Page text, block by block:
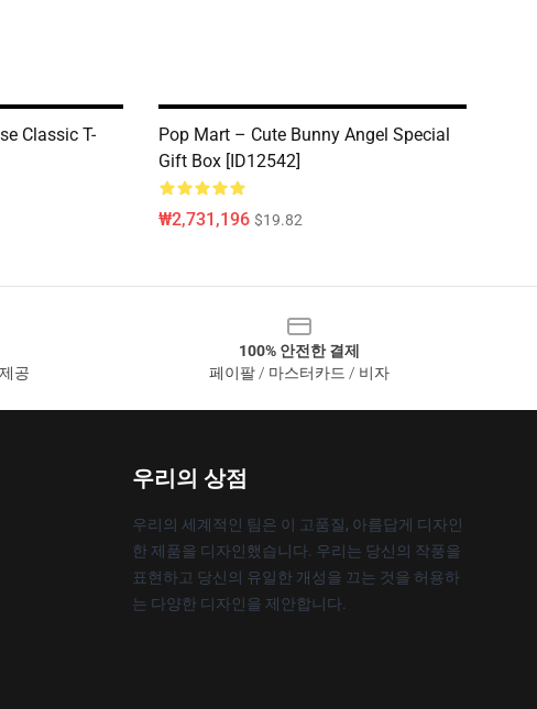
Classic T-
Pop Mart – Cute Bunny Angel Special
Gift Box [ID12542]
₩2,731,196 $19.82
공
100% 안전한 결제
페이팔 / 마스터카드 / 비자
우리의 상점
우리의 세계적인 팀은 이 고품질, 아름답게 디자인
한 제품을 디자인했습니다. 우리는 당신의 작풍을
표현하고 당신의 유일한 개성을 끄는 것을 허용하
는 다양한 디자인을 제안합니다.